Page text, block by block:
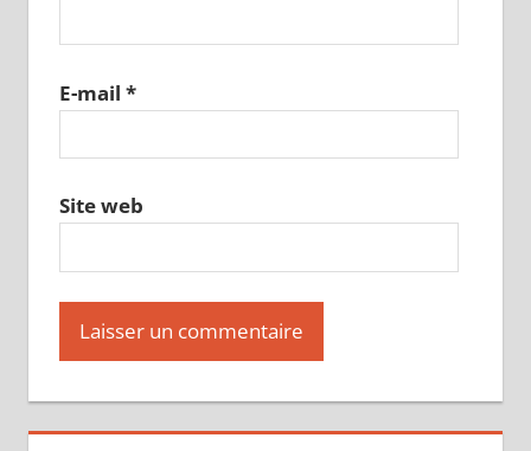
E-mail *
Site web